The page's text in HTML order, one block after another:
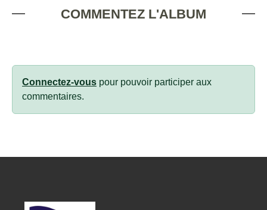
COMMENTEZ L'ALBUM
Connectez-vous pour pouvoir participer aux
commentaires.